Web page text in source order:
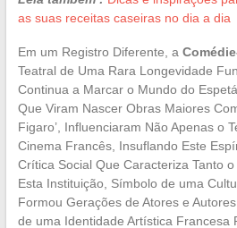
as suas receitas caseiras no dia a dia
Em um Registro Diferente, a
Teatral de Uma Rara Longevidade
Continua a Marcar o Mundo do
Que Viram Nascer Obras Maiores
Figaro’, Influenciaram Não Apenas o
Cinema Francês, Insuflando Este
Crítica Social Que Caracteriza Tanto o
Esta Instituição, Símbolo de uma
Formou Gerações de Atores e
de uma Identidade Artística Francesa